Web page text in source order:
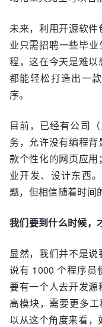
未来，利用开源软
业只需招聘一些毕
程，这在今天是难
都能轻松打造出一
序。
目前，已经有公司
务，允许没有编程
款个性化的网页应
业开发、设计东西
题，但相信随着时间
我们要到什么时候，
显然，我们并不是
说有 1000 个程序员
要有一个人去开发
高模块，需要更多
以从这个角度来看